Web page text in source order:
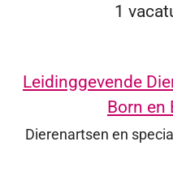
1
Leidinggevende
Born en
Dierenartsen en